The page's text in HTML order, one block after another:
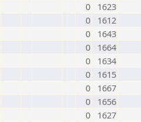
0
1623
0
1612
0
1643
0
1664
0
1634
0
1615
0
1667
0
1656
0
1627